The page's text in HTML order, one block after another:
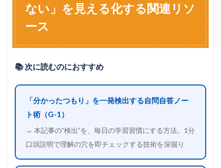
ない」を見える化する関連リソ
ース
📚 次に読むのにおすすめ
「分かったつもり」を一発検出する自問自答ノー
ト術（G-1）
→ 本記事の”検出”を、毎日の学習習慣にする方法。1分
口頭説明で理解の穴を即チェックする技術を深掘り